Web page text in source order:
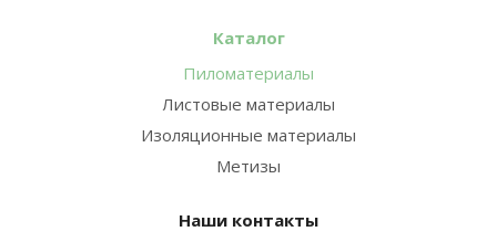
Каталог
Пиломатериалы
Листовые материалы
Изоляционные материалы
Метизы
Наши контакты